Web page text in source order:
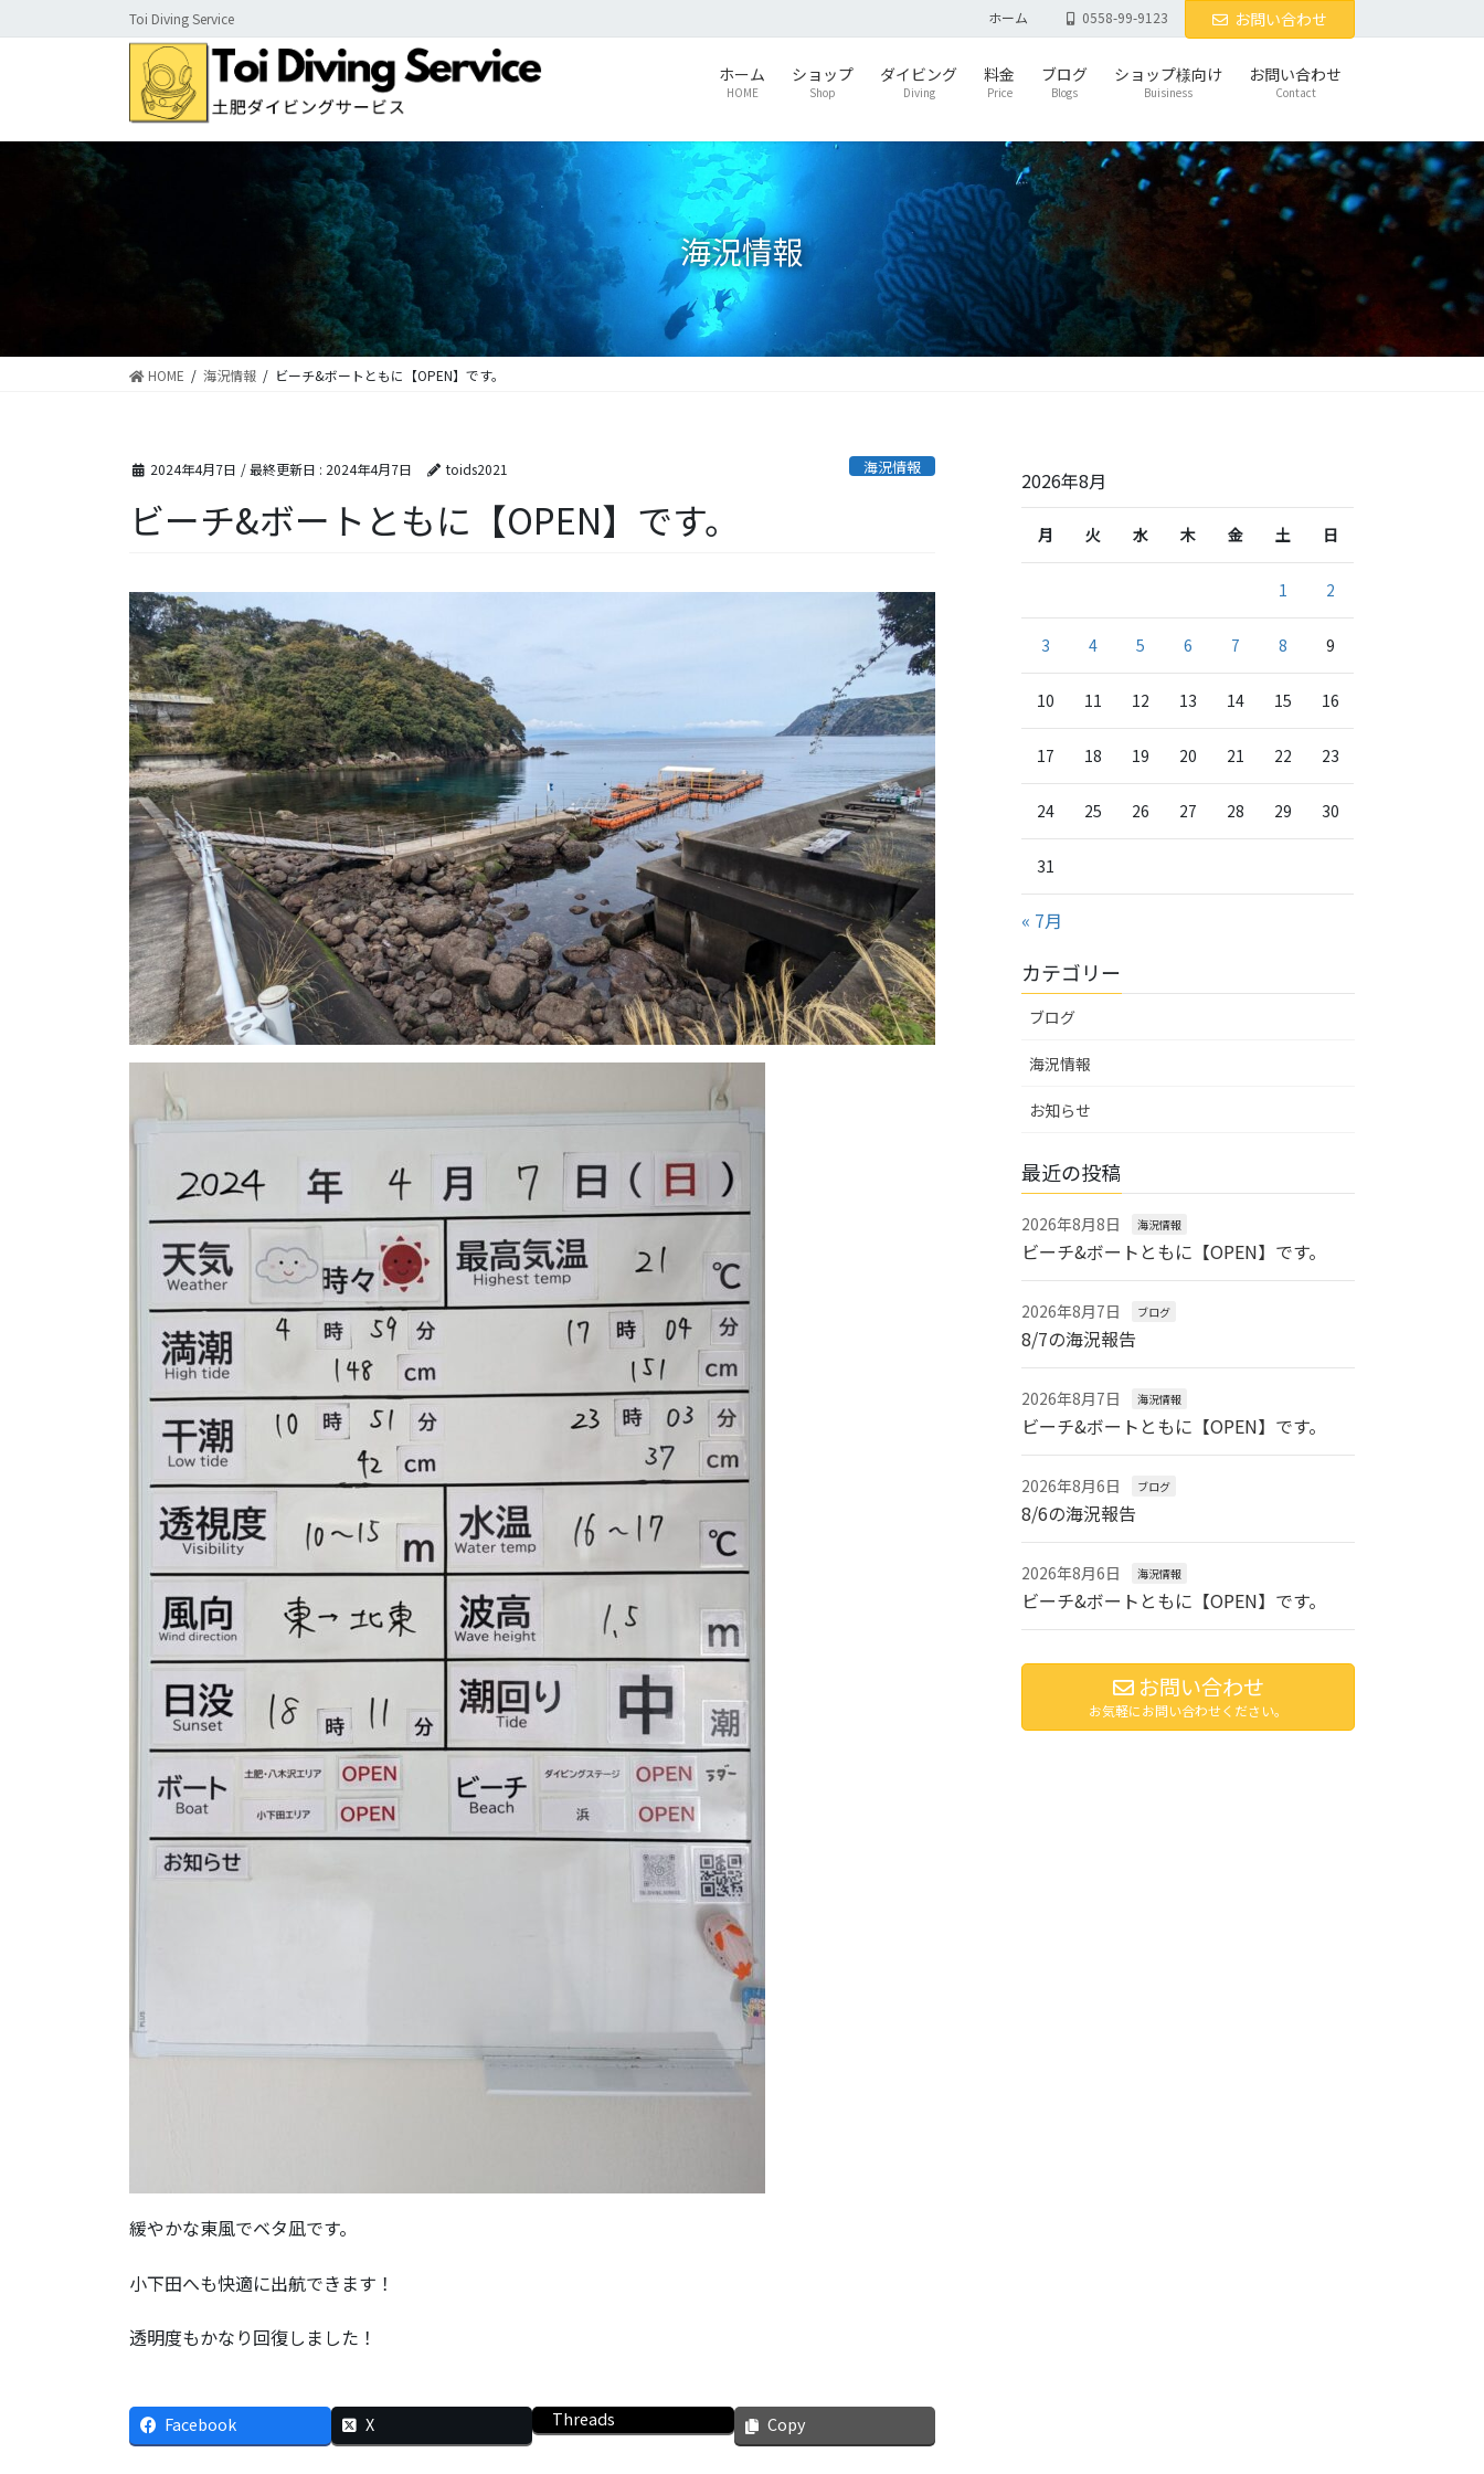
ン
に
ビ
ョ
Toi Diving Service ホーム 0558-99-9123 お問い合わせ
ホーム
HOME
ショップ
Shop
ダイビング
Diving
料金
Price
ブログ
Blogs
ショップ様向け
Buisiness
お問い合わせ
Contact
海況情報
HOME 海況情報 ビーチ&ボートともに【OPEN】です。
2024年4月7日 / 最終更新日 : 2024年4月7日 toids2021 海況情報
ビーチ&ボートともに【OPEN】です。
緩やかな東風でベタ凪です。
小下田へも快適に出航できます！
透明度もかなり回復しました！
Facebook X Threads Copy
2026年8月
月 火 水 木 金 土 日
1 2
3 4 5 6 7 8 9
10 11 12 13 14 15 16
17 18 19 20 21 22 23
24 25 26 27 28 29 30
31
« 7月
カテゴリー
ブログ
海況情報
お知らせ
最近の投稿
2026年8月8日 海況情報
ビーチ&ボートともに【OPEN】です。
2026年8月7日 ブログ
8/7の海況報告
2026年8月7日 海況情報
ビーチ&ボートともに【OPEN】です。
2026年8月6日 ブログ
8/6の海況報告
2026年8月6日 海況情報
ビーチ&ボートともに【OPEN】です。
お問い合わせ
お気軽にお問い合わせください。